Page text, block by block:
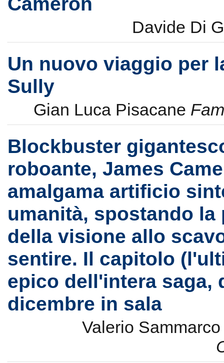
Davide Di
Un nuovo viaggio per
Sully
Gian Luca Pisacane
Blockbuster
roboante, James
amalgama artificio
umanità, spostando la
della visione allo
sentire. Il capitolo
epico dell'intera saga,
dicembre in sala
Valerio